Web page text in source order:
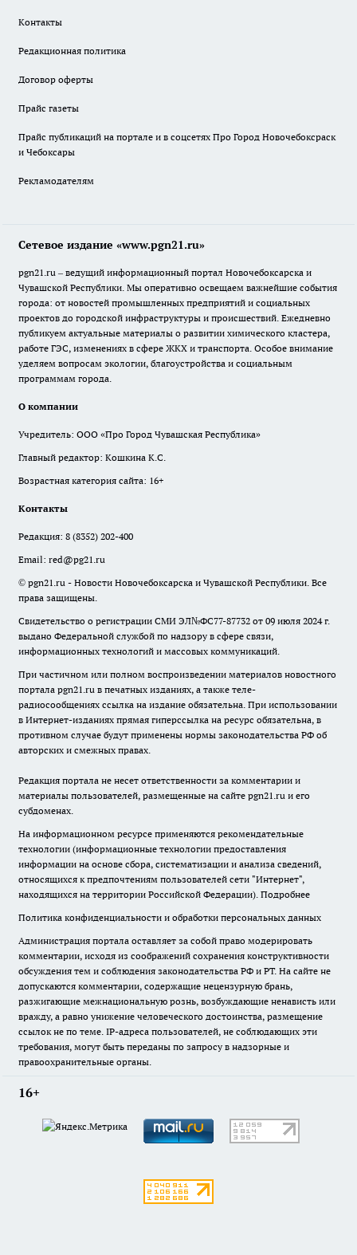
Контакты
Редакционная политика
Договор оферты
Прайс газеты
Прайс публикаций на портале и в соцсетях Про Город Новочебоксраск
и Чебоксары
Рекламодателям
Сетевое издание «www.pgn21.ru»
pgn21.ru – ведущий информационный портал Новочебоксарска и
Чувашской Республики. Мы оперативно освещаем важнейшие события
города: от новостей промышленных предприятий и социальных
проектов до городской инфраструктуры и происшествий. Ежедневно
публикуем актуальные материалы о развитии химического кластера,
работе ГЭС, изменениях в сфере ЖКХ и транспорта. Особое внимание
уделяем вопросам экологии, благоустройства и социальным
программам города.
О компании
Учредитель: ООО «Про Город Чувашская Республика»
Главный редактор: Кошкина К.С.
Возрастная категория сайта: 16+
Контакты
Редакция: 8 (8352) 202-400
Email: red@pg21.ru
© pgn21.ru - Новости Новочебоксарска и Чувашской Республики. Все
права защищены.
Свидетельство о регистрации СМИ ЭЛ№ФС77-87732 от 09 июля 2024 г.
выдано Федеральной службой по надзору в сфере связи,
информационных технологий и массовых коммуникаций.
При частичном или полном воспроизведении материалов новостного
портала pgn21.ru в печатных изданиях, а также теле-
радиосообщениях ссылка на издание обязательна. При использовании
в Интернет-изданиях прямая гиперссылка на ресурс обязательна, в
противном случае будут применены нормы законодательства РФ об
авторских и смежных правах.
Редакция портала не несет ответственности за комментарии и
материалы пользователей, размещенные на сайте pgn21.ru и его
субдоменах.
На информационном ресурсе применяются рекомендательные
технологии (информационные технологии предоставления
информации на основе сбора, систематизации и анализа сведений,
относящихся к предпочтениям пользователей сети "Интернет",
находящихся на территории Российской Федерации). Подробнее
Политика конфиденциальности и обработки персональных данных
Администрация портала оставляет за собой право модерировать
комментарии, исходя из соображений сохранения конструктивности
обсуждения тем и соблюдения законодательства РФ и РТ. На сайте не
допускаются комментарии, содержащие нецензурную брань,
разжигающие межнациональную рознь, возбуждающие ненависть или
вражду, а равно унижение человеческого достоинства, размещение
ссылок не по теме. IP-адреса пользователей, не соблюдающих эти
требования, могут быть переданы по запросу в надзорные и
правоохранительные органы.
16+